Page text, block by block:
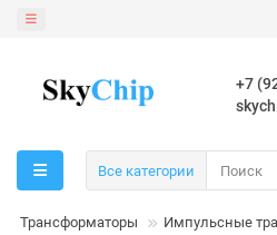
+7
Все категории
Трансформаторы Импульсные